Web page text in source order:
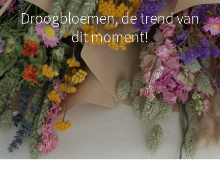
Droogbloemen, de trend van
dit moment!